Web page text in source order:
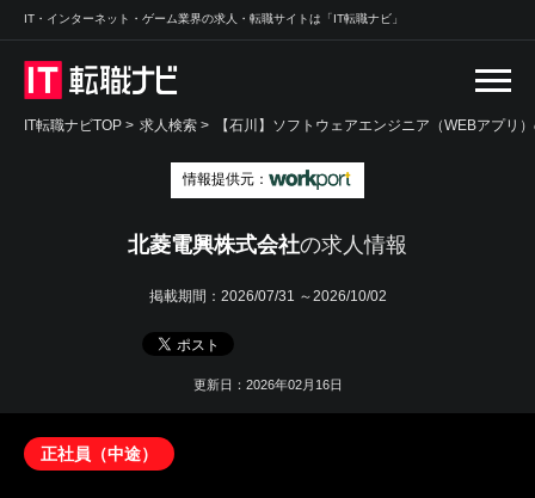
IT・インターネット・ゲーム業界の求人・転職サイトは「IT転職ナビ」
IT転職ナビTOP > 求人検索 > 【石川】ソフトウェアエンジニア（WEBアプリ
情報提供元：
北菱電興株式会社の求人情報
掲載期間： 2026/07/31 ～2026/10/02
更新日：2026年02月16日
正社員（中途）